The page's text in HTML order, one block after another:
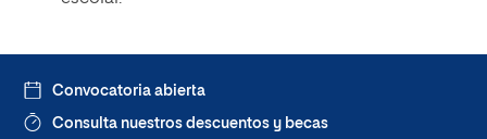
Convocatoria abierta
Consulta nuestros descuentos y becas